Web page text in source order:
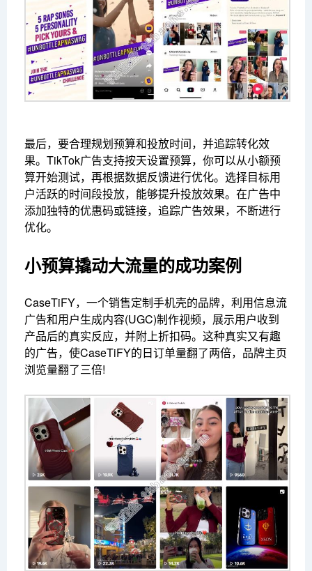
最后，要合理规划预算和投放时间，并追踪转化效
果。TikTok广告支持按天设置预算，你可以从小额预
算开始测试，再根据数据反馈进行优化。选择目标用
户活跃的时间段投放，能够提升投放效果。在广告中
添加独特的优惠码或链接，追踪广告效果，不断进行
优化。
小预算撬动大流量的成功案例
CaseTiFY，一个销售定制手机壳的品牌，利用信息流
广告和用户生成内容(UGC)制作视频，展示用户收到
产品后的真实反应，并附上折扣码。这种真实又有趣
的广告，使CaseTiFY的日订单量翻了两倍，品牌主页
浏览量翻了三倍!